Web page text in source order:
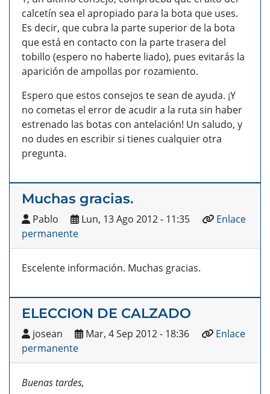
calcetín sea el apropiado para la bota que uses.
Es decir, que cubra la parte superior de la bota
que está en contacto con la parte trasera del
tobillo (espero no haberte liado), pues evitarás la
aparición de ampollas por rozamiento.
Espero que estos consejos te sean de ayuda. ¡Y
no cometas el error de acudir a la ruta sin haber
estrenado las botas con antelación! Un saludo, y
no dudes en escribir si tienes cualquier otra
pregunta.
Muchas gracias.
Pablo Lun, 13 Ago 2012 - 11:35
Enlace
permanente
Escelente información. Muchas gracias.
ELECCION DE CALZADO
josean Mar, 4 Sep 2012 - 18:36
Enlace
permanente
Buenas tardes,